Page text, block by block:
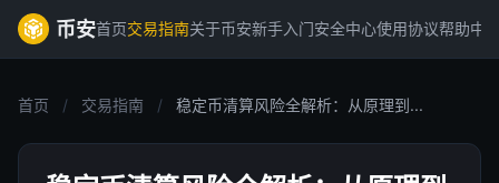
币安首页交易指南关于币安新手入门安全中心使用协议帮助中
首页 / 交易指南 / 稳定币清算风险全解析：从原理到...